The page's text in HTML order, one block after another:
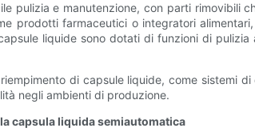
pulizia e manutenzione, con parti rimovibili
prodotti farmaceutici o integratori
liquide sono dotati di funzioni di
di capsule liquide, come sistemi
negli ambienti di produzione.
capsula liquida semiautomatica